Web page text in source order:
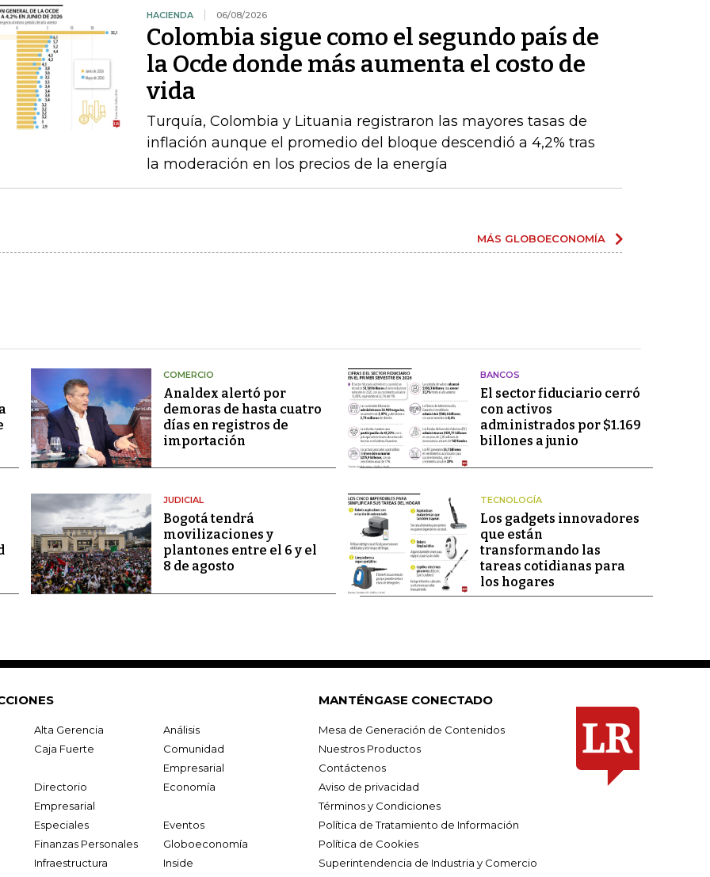
HACIENDA 06/08/2026
Colombia sigue como el segundo país de
la Ocde donde más aumenta el costo de
vida
Turquía, Colombia y Lituania registraron las mayores tasas de
inflación aunque el promedio del bloque descendió a 4,2% tras
la moderación en los precios de la energía
MÁS GLOBOECONOMÍA
COMERCIO
Analdex alertó por
demoras de hasta cuatro
días en registros de
importación
BANCOS
El sector fiduciario cerró
con activos
administrados por $1.169
billones a junio
JUDICIAL
Bogotá tendrá
movilizaciones y
plantones entre el 6 y el
8 de agosto
TECNOLOGÍA
Los gadgets innovadores
que están
transformando las
tareas cotidianas para
los hogares
Alta Gerencia
Análisis
Caja Fuerte
Comunidad
Empresarial
Directorio
Empresarial
Economía
Especiales
Eventos
Finanzas Personales
Globoeconomía
Infraestructura
Inside
MANTÉNGASE CONECTADO
Mesa de Generación de Contenidos
Nuestros Productos
Contáctenos
Aviso de privacidad
Términos y Condiciones
Política de Tratamiento de Información
Política de Cookies
Superintendencia de Industria y Comercio